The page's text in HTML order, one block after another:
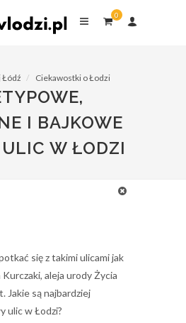
0
Łódź Ciekawostki o Łodzi
I BAJKOWE
W ŁODZI
0komentarzy
się z takimi ulicami jak
Kurczaki, aleja urody Życia
Jakie są najbardziej
ulic w Łodzi?